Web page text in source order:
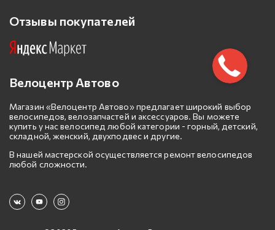
Отзывы покупателей
Велоцентр Автово
Магазин «Велоцентр Автово» предлагает широкий выбор
велосипедов, велозапчастей и аксессуаров. Вы можете
купить у нас велосипед любой категории - горный, детский,
складной, женский, двухподвес и другие.
В нашей мастерской осуществляется ремонт велосипедов
любой сложности.